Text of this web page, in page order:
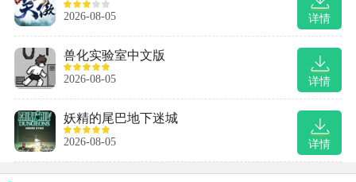
详情
2026-08-05
详情
兽化实验室中文版
2026-08-05
详情
妖精的尾巴地下迷城
2026-08-05